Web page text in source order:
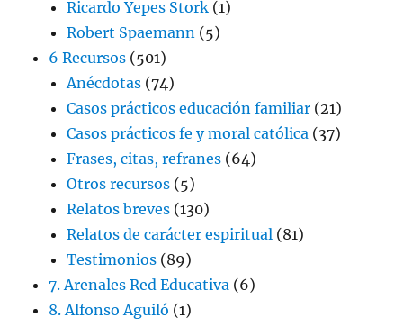
Ricardo Yepes Stork (1)
Robert Spaemann (5)
6 Recursos (501)
Anécdotas (74)
Casos prácticos educación familiar (21)
Casos prácticos fe y moral católica (37)
Frases, citas, refranes (64)
Otros recursos (5)
Relatos breves (130)
Relatos de carácter espiritual (81)
Testimonios (89)
7. Arenales Red Educativa (6)
8. Alfonso Aguiló (1)